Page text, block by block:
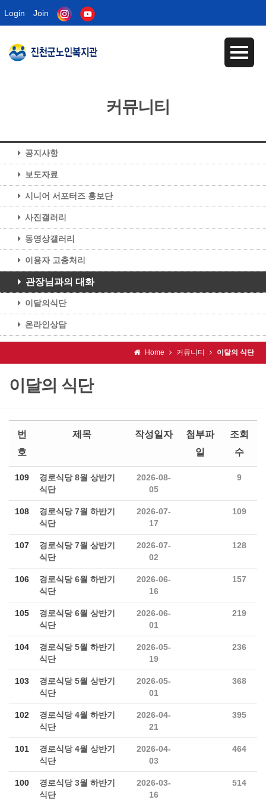
Login Join
커뮤니티
공지사항
보도자료
시니어 서포터즈 홍보단
사진갤러리
동영상갤러리
이용자 고충처리
관장님과의 대화
이달의식단
온라인상담
Home 커뮤니티 이달의 식단
이달의 식단
번
호
제목 작성일자
첨부파
일
조회
수
109
경로식당 8월 상반기
식단
2026-08-
05
9
108
경로식당 7월 하반기
식단
2026-07-
17
109
107
경로식당 7월 상반기
식단
2026-07-
02
128
106
경로식당 6월 하반기
식단
2026-06-
16
157
105
경로식당 6월 상반기
식단
2026-06-
01
219
104
경로식당 5월 하반기
식단
2026-05-
19
236
103
경로식당 5월 상반기
식단
2026-05-
01
368
102
경로식당 4월 하반기
식단
2026-04-
21
395
101
경로식당 4월 상반기
식단
2026-04-
03
464
100
경로식당 3월 하반기
식단
2026-03-
16
514